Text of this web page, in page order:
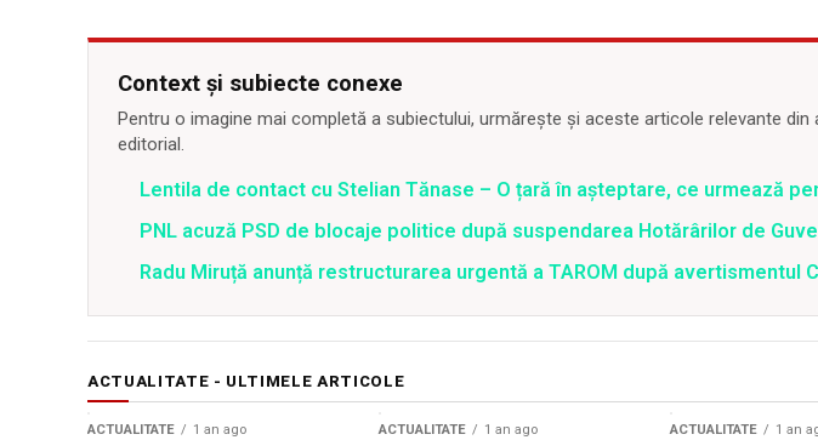
Context și subiecte conexe
Pentru o imagine mai completă a subiectului, urmărește și aceste articole relevante din
editorial.
Lentila de contact cu Stelian Tănase – O țară în așteptare, ce urmează
PNL acuză PSD de blocaje politice după suspendarea Hotărârilor de
Radu Miruță anunță restructurarea urgentă a TAROM după avertismentul
ACTUALITATE - ULTIMELE ARTICOLE
ACTUALITATE 1 an ago ACTUALITATE 1 an ago ACTUALITATE 1 an